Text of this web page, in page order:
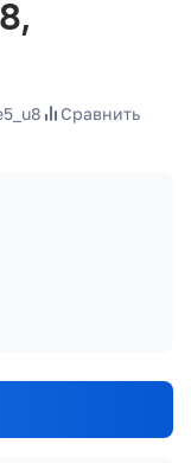
Сравнить